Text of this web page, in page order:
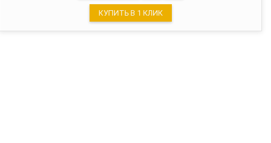
КУПИТЬ В 1 КЛИК